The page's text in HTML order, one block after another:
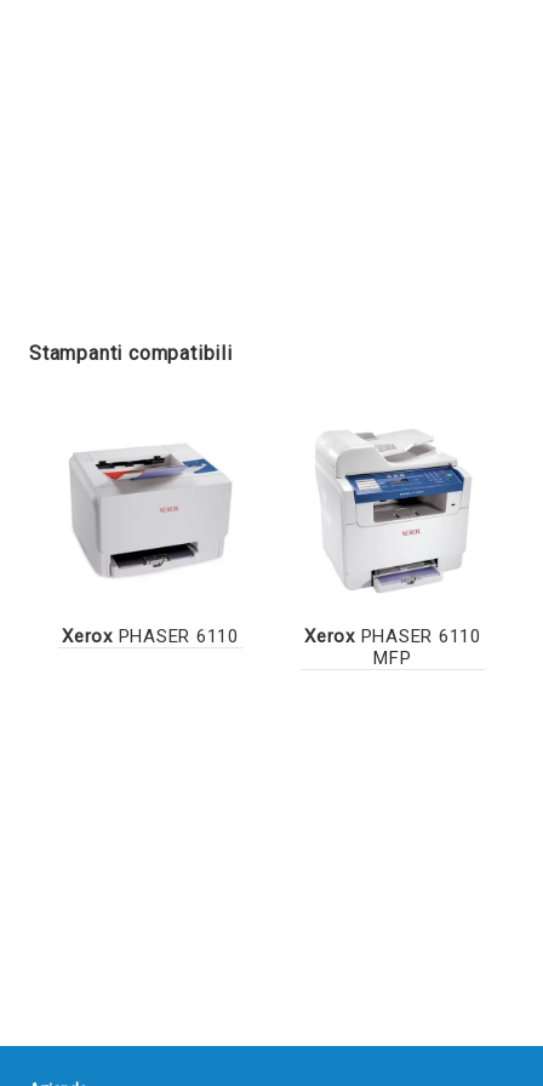
Stampanti compatibili
XeroxPHASER 6110 XeroxPHASER 6110
MFP